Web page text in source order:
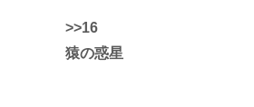
>>16
猿の惑星